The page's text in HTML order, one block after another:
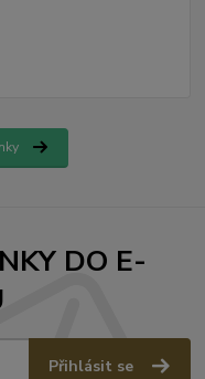
DO E-
Přihlásit se